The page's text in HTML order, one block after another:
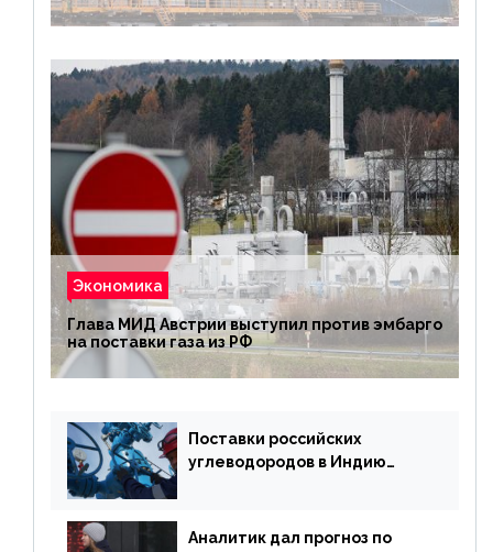
Экономика
Глава МИД Австрии выступил против эмбарго
на поставки газа из РФ
Поставки российских
углеводородов в Индию
Аналитик дал прогноз по